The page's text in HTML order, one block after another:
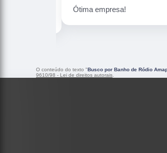
Peças maravilhosa ! Banho
O conteúdo do texto "Busco por Banho de Ródio
9610/98 - Lei de direitos autorais